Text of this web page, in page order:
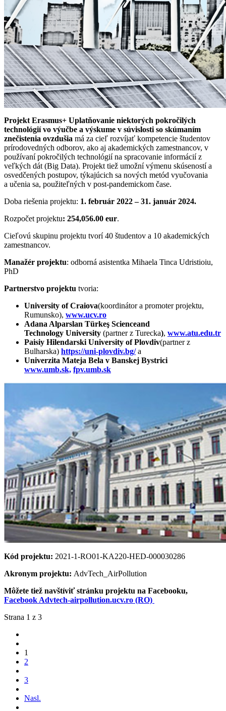
Projekt Erasmus+ Uplatňovanie niektorých pokročilých
technológií vo výučbe a výskume v súvislosti so skúmaním
znečistenia ovzdušia má za cieľ rozvíjať kompetencie študentov
prírodovedných odborov, ako aj akademických zamestnancov, v
používaní pokročilých technológií na spracovanie informácií z
veľkých dát (Big Data). Projekt tiež umožní výmenu skúseností a
osvedčených postupov, týkajúcich sa nových metód vyučovania
a učenia sa, použiteľných v post-pandemickom čase.
Doba riešenia projektu: 1. február 2022 – 31. január 2024.
Rozpočet projektu: 254,056.00 eur.
Cieľovú skupinu projektu tvorí 40 študentov a 10 akademických
zamestnancov.
Manažér projektu: odborná asistentka Mihaela Tinca Udristioiu,
PhD
Partnerstvo projektu tvoria:
University of Craiova(koordinátor a promoter projektu,
Rumunsko), www.ucv.ro
Adana Alparslan Türkeş Scienceand
Technology University (partner z Turecka), www.atu.edu.tr
Paisiy Hilendarski University of Plovdiv(partner z
Bulharska) https://uni-plovdiv.bg/ a
Univerzita Mateja Bela v Banskej Bystrici
www.umb.sk, fpv.umb.sk
Kód projektu: 2021-1-RO01-KA220-HED-000030286
Akronym projektu: AdvTech_AirPollution
Môžete tiež navštíviť stránku projektu na Facebooku,
Facebook Advtech-airpollution.ucv.ro (RO)
Strana 1 z 3
1
2
3
Nasl.